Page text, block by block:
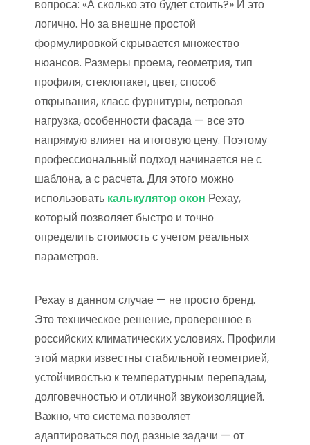
вопроса: «А сколько это будет стоить?» И это
логично. Но за внешне простой
формулировкой скрывается множество
нюансов. Размеры проема, геометрия, тип
профиля, стеклопакет, цвет, способ
открывания, класс фурнитуры, ветровая
нагрузка, особенности фасада — все это
напрямую влияет на итоговую цену. Поэтому
профессиональный подход начинается не с
шаблона, а с расчета. Для этого можно
использовать калькулятор окон Рехау,
который позволяет быстро и точно
определить стоимость с учетом реальных
параметров.
Рехау в данном случае — не просто бренд.
Это техническое решение, проверенное в
российских климатических условиях. Профили
этой марки известны стабильной геометрией,
устойчивостью к температурным перепадам,
долговечностью и отличной звукоизоляцией.
Важно, что система позволяет
адаптироваться под разные задачи — от